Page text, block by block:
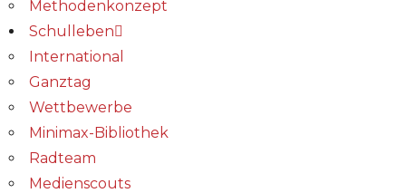
Methodenkonzept
Schulleben
International
Ganztag
Wettbewerbe
Minimax-Bibliothek​
Radteam
Medienscouts